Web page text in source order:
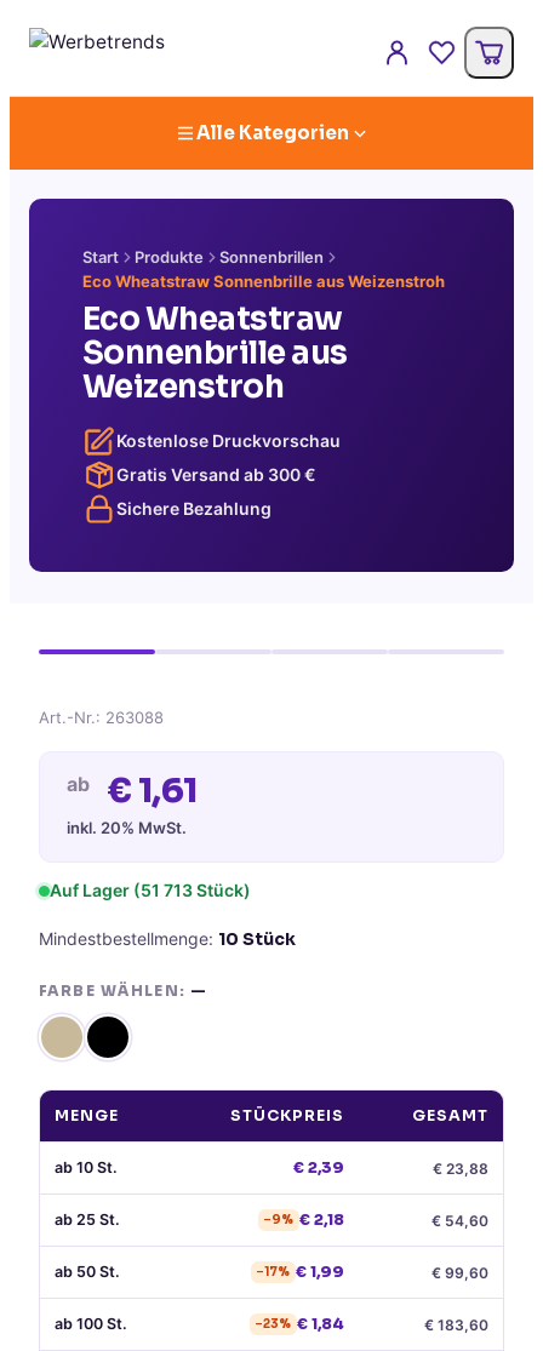
Alle Kategorien
Start Produkte
Sonnenbrillen
Eco Wheatstraw Sonnenbrille aus Weizenstroh
Eco Wheatstraw
Sonnenbrille aus
Weizenstroh
Kostenlose Druckvorschau
Gratis Versand ab 300€
Sichere Bezahlung
Art.-Nr.: 263088
ab € 1,61
inkl. 20% MwSt.
Auf Lager (51 713 Stück)
Mindestbestellmenge: 10 Stück
FARBE WÄHLEN: —
MENGE STÜCKPREIS GESAMT
ab 10 St. €2,39 € 23,88
ab 25 St. −9% €2,18 € 54,60
ab 50 St. −17% €1,99 € 99,60
ab 100 St. −23% €1,84 € 183,60